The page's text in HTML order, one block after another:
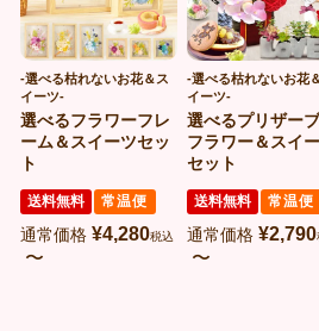
-選べる枯れないお花＆ス
イーツ-
選べるフラワーフレ
ーム＆スイーツセッ
ト
送料無料 常温便
通常価格 ¥4,280税込
〜
-選べる枯れないお花
イーツ-
選べるプリザー
フラワー＆スイ
セット
送料無料 常温便
通常価格 ¥2,790
〜